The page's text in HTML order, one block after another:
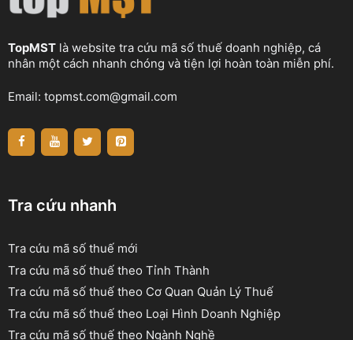
TopMST là website tra cứu mã số thuế doanh nghiệp, cá
nhân một cách nhanh chóng và tiện lợi hoàn toàn miễn phí.
Email: topmst.com@gmail.com
Tra cứu nhanh
Tra cứu mã số thuế mới
Tra cứu mã số thuế theo Tỉnh Thành
Tra cứu mã số thuế theo Cơ Quan Quản Lý Thuế
Tra cứu mã số thuế theo Loại Hình Doanh Nghiệp
Tra cứu mã số thuế theo Ngành Nghề